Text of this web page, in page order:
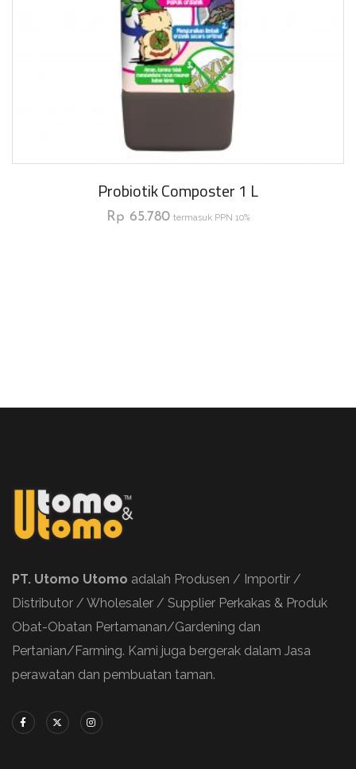
Probiotik Composter 1 L
Rp 65.780 termasuk PPN 10%
PT. Utomo Utomo adalah Produsen / Importir /
Distributor / Wholesaler / Supplier Perkakas & Produk
Obat-Obatan Pertamanan/Gardening dan
Pertanian/Farming. Kami juga bergerak dalam Jasa
perawatan dan pembuatan taman.